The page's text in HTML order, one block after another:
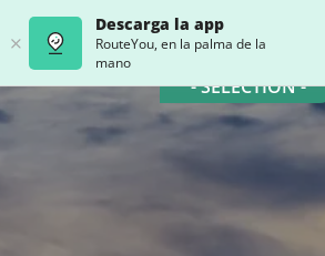
Descarga la app
RouteYou, en la palma de la
mano
- SELECTION -